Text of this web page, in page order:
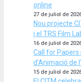
online
27 de juliol de
Nou projecte
i el TRS Film
16 de juliol de
Call for Papers
d’Animació de
15 de juliol de